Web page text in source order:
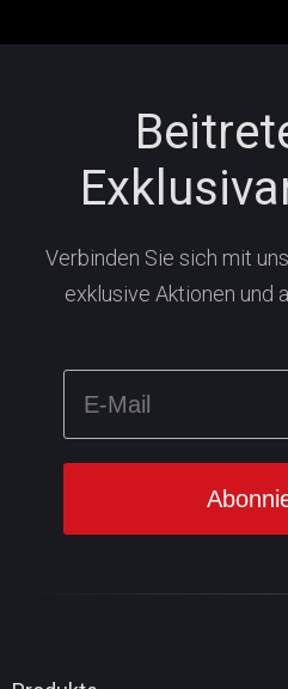
Verbinden Sie sich mit
exklusive Aktionen und